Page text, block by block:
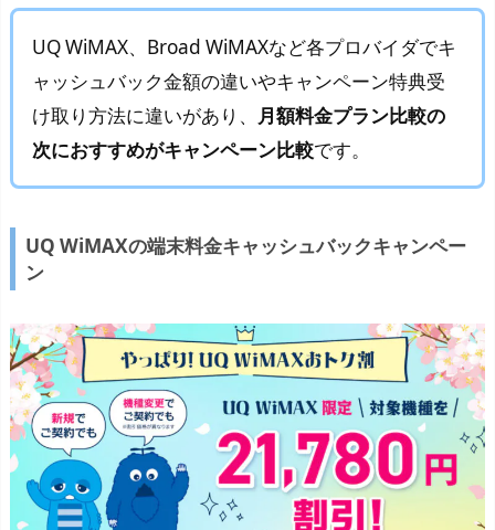
UQ WiMAX、Broad WiMAXなど各プロバイダでキ
ャッシュバック金額の違いやキャンペーン特典受
け取り方法に違いがあり、 月額料金プラン比較の
次におすすめがキャンペーン比較です。
UQ WiMAXの端末料金キャッシュバックキャンペー
ン